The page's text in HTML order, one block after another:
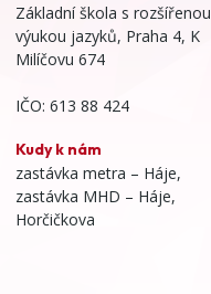
Základní škola s rozšířenou
výukou jazyků, Praha 4, K
Milíčovu 674
IČO: 613 88 424
Kudy k nám
zastávka metra – Háje,
zastávka MHD – Háje,
Horčičkova